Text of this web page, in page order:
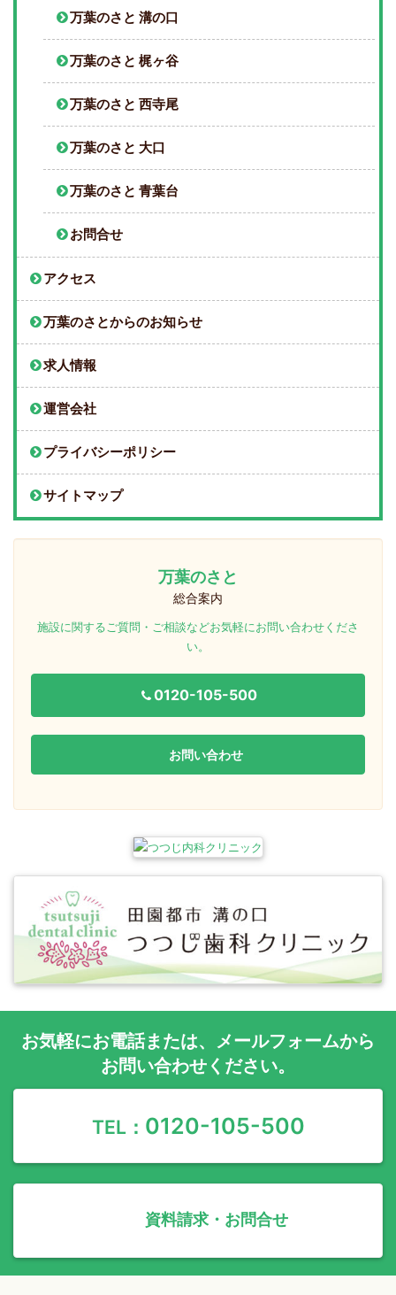
万葉のさと 溝の口
万葉のさと 梶ヶ谷
万葉のさと 西寺尾
万葉のさと 大口
万葉のさと 青葉台
お問合せ
アクセス
万葉のさとからのお知らせ
求人情報
運営会社
プライバシーポリシー
サイトマップ
万葉のさと
総合案内
施設に関するご質問・ご相談などお気軽にお問い合わせくださ
い。
0120-105-500
お問い合わせ
お気軽にお電話または、 メールフォームから
お問い合わせください。
TEL： 0120-105-500
資料請求・お問合せ